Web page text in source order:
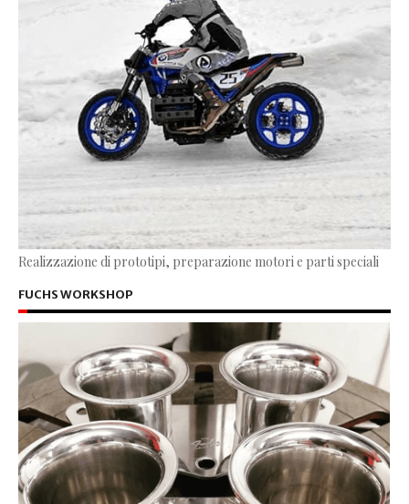
Realizzazione di prototipi, preparazione motori e parti speciali
FUCHS WORKSHOP